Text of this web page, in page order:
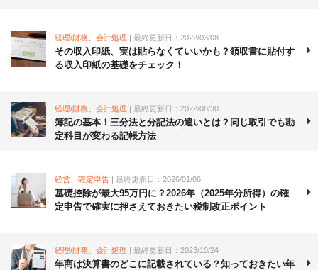
経理/財務、会計処理 | 最終更新日：2022/03/08
その収入印紙、実は貼らなくていいかも？領収書に貼付す
る収入印紙の基礎をチェック！
経理/財務、会計処理 | 最終更新日：2022/08/30
簿記の基本！三分法と分記法の違いとは？同じ取引でも勘
定科目が変わる記帳方法
経営、確定申告 | 最終更新日：2026/01/06
基礎控除が最大95万円に？2026年（2025年分所得）の確
定申告で確実に押さえておきたい税制改正ポイント
経理/財務、会計処理 | 最終更新日：2023/10/24
年商は決算書のどこに記載されている？知っておきたい年